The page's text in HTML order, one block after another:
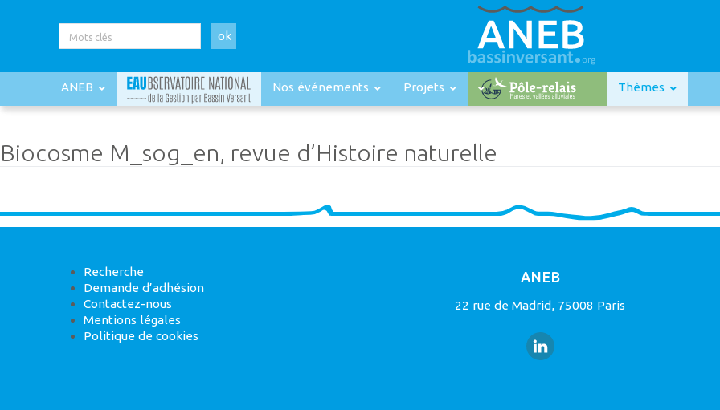
ok
ANEB Nos événements Projets Thèmes
Biocosme M_sog_en, revue d’Histoire naturelle
Recherche
Demande d’adhésion
Contactez-nous
Mentions légales
Politique de cookies
ANEB
22 rue de Madrid, 75008 Paris